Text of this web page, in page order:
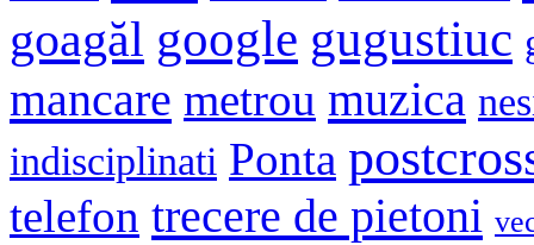
goagăl google gugustiuc
mancare metrou muzica
indisciplinati Ponta
telefon trecere de pietoni